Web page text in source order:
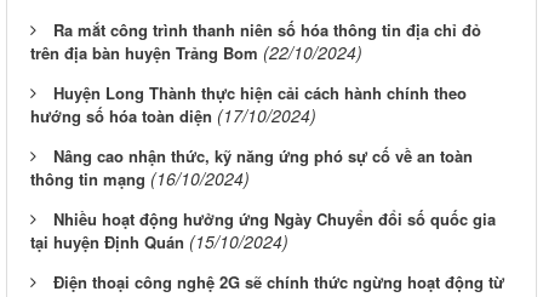
Ra mắt công trình thanh niên số hóa thông tin địa chỉ đỏ
trên địa bàn huyện Trảng Bom (22/10/2024)
Huyện Long Thành thực hiện cải cách hành chính theo
hướng số hóa toàn diện (17/10/2024)
Nâng cao nhận thức, kỹ năng ứng phó sự cố về an toàn
thông tin mạng (16/10/2024)
Nhiều hoạt động hưởng ứng Ngày Chuyển đổi số quốc gia
tại huyện Định Quán (15/10/2024)
Điện thoại công nghệ 2G sẽ chính thức ngừng hoạt động từ